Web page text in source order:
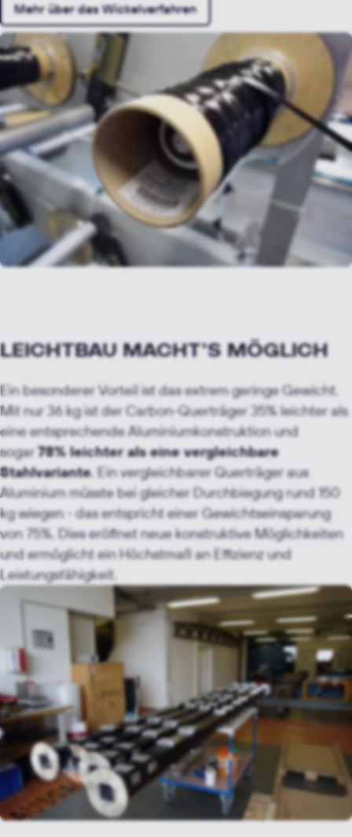
Mehr über das Wickelverfahren
LEICHTBAU MACHT'S MÖGLICH
Ein besonderer Vorteil ist das extrem geringe Gewicht.
Mit nur 36 kg ist der Carbon-Querträger 35% leichter als
eine entsprechende Aluminiumkonstruktion und
sogar78% leichter als eine vergleichbare
Stahlvariante. Ein vergleichbarer Querträger aus
Aluminium müsste bei gleicher Durchbiegung rund 150
kg wiegen - das entspricht einer Gewichtseinsparung
von 75%. Dies eröffnet neue konstruktive Möglichkeiten
und ermöglicht ein Höchstmaß an Effizienz und
Leistungsfähigkeit.